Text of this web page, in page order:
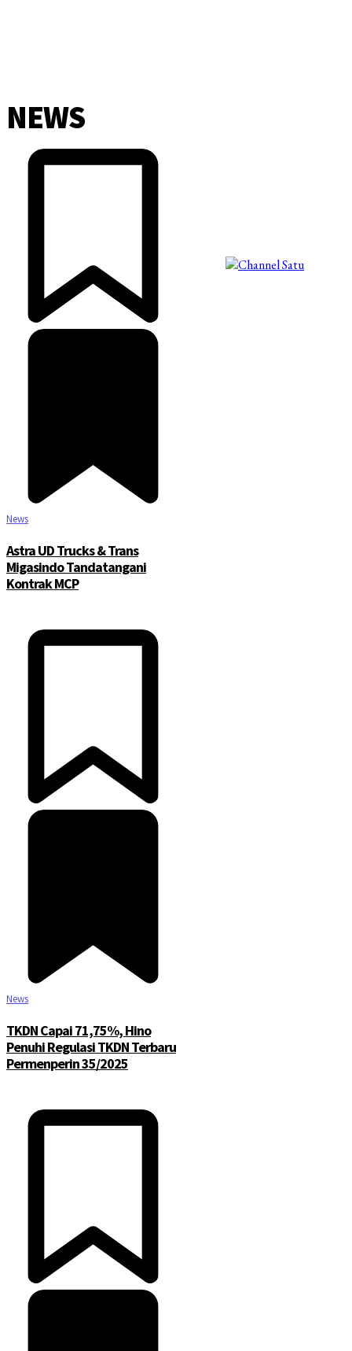
NEWS
News
Astra UD Trucks & Trans
Migasindo Tandatangani
Kontrak MCP
News
TKDN Capai 71,75%, Hino
Penuhi Regulasi TKDN Terbaru
Permenperin 35/2025